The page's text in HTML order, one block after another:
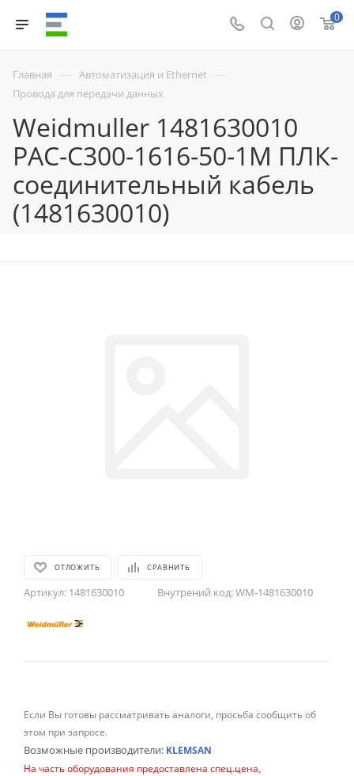
0
Главная — Автоматизация и Ethernet —
Провода для передачи данных
Weidmuller 1481630010
PAC-C300-1616-50-1M ПЛК-
соединительный кабель
(1481630010)
ОТЛОЖИТЬ СРАВНИТЬ
Артикул: 1481630010 Внутрений код:WM-1481630010
Если Вы готовы рассматривать аналоги, просьба сообщить об
этом при запросе.
Возможные производители: KLEMSAN
На часть оборудования предоставлена спец.цена,